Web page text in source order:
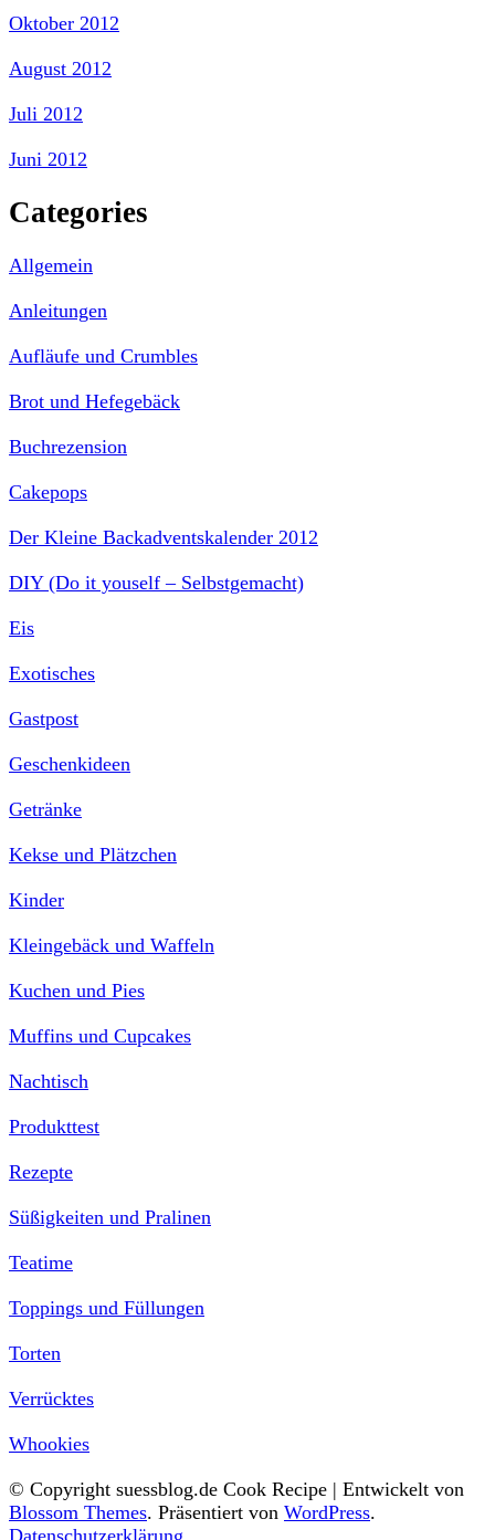
Oktober 2012
August 2012
Juli 2012
Juni 2012
Categories
Allgemein
Anleitungen
Aufläufe und Crumbles
Brot und Hefegebäck
Buchrezension
Cakepops
Der Kleine Backadventskalender 2012
DIY (Do it youself – Selbstgemacht)
Eis
Exotisches
Gastpost
Geschenkideen
Getränke
Kekse und Plätzchen
Kinder
Kleingebäck und Waffeln
Kuchen und Pies
Muffins und Cupcakes
Nachtisch
Produkttest
Rezepte
Süßigkeiten und Pralinen
Teatime
Toppings und Füllungen
Torten
Verrücktes
Whookies
© Copyright suessblog.de Cook Recipe | Entwickelt von
Blossom Themes. Präsentiert von WordPress.